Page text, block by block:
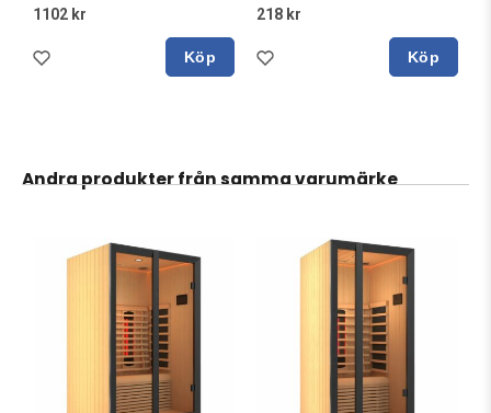
1102 kr
Köp
218 kr
Köp
Andra produkter från samma varumärke